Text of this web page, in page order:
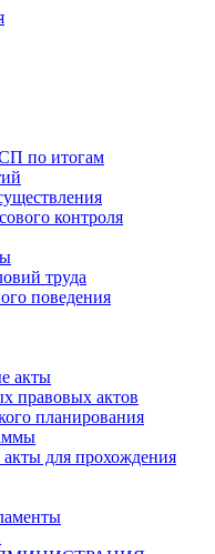
по итогам
контроля
труда
поведения
акты
правовых актов
планирования
для прохождения